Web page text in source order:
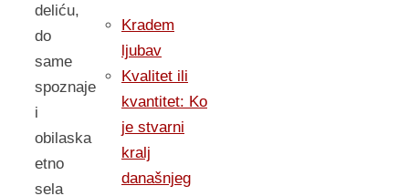
deliću,
do
same
spoznaje
i
obilaska
etno
sela
Kradem
ljubav
Kvalitet ili
kvantitet: Ko
je stvarni
kralj
današnjeg